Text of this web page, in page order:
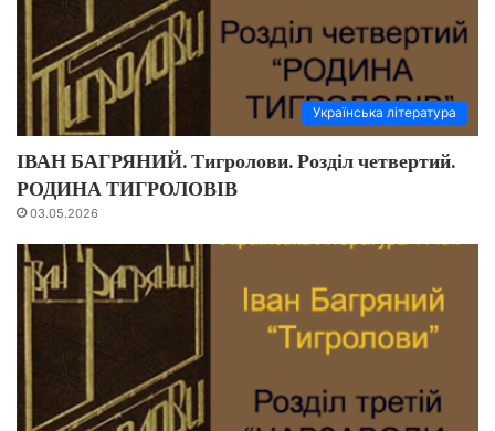
Українська література
ІВАН БАГРЯНИЙ. Тигролови. Розділ четвертий.
РОДИНА ТИГРОЛОВІВ
03.05.2026